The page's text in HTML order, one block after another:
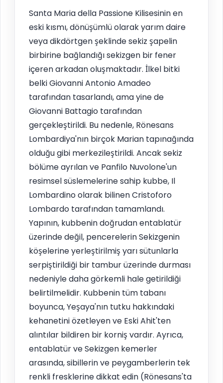
Santa Maria della Passione Kilisesinin en
eski kısmı, dönüşümlü olarak yarım daire
veya dikdörtgen şeklinde sekiz şapelin
birbirine bağlandığı sekizgen bir fener
içeren arkadan oluşmaktadır. İlkel bitki
belki Giovanni Antonio Amadeo
tarafından tasarlandı, ama yine de
Giovanni Battagio tarafından
gerçekleştirildi. Bu nedenle, Rönesans
Lombardiya'nın birçok Marian tapınağında
olduğu gibi merkezileştirildi. Ancak sekiz
bölüme ayrılan ve Panfilo Nuvolone'un
resimsel süslemelerine sahip kubbe, Il
Lombardino olarak bilinen Cristoforo
Lombardo tarafından tamamlandı.
Yapının, kubbenin doğrudan entablatür
üzerinde değil, pencerelerin Sekizgenin
köşelerine yerleştirilmiş yarı sütunlarla
serpiştirildiği bir tambur üzerinde durması
nedeniyle daha görkemli hale getirildiği
belirtilmelidir. Kubbenin tüm tabanı
boyunca, Yeşaya'nın tutku hakkındaki
kehanetini özetleyen ve Eski Ahit'ten
alıntılar bildiren bir korniş vardır. Ayrıca,
entablatür ve Sekizgen kemerler
arasında, sibillerin ve peygamberlerin tek
renkli fresklerine dikkat edin (Rönesans'ta